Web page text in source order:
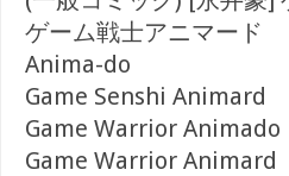
ゲーム戦士アニマード
Anima-do
Game Senshi Animard
Game Warrior Animado
Game Warrior Animard